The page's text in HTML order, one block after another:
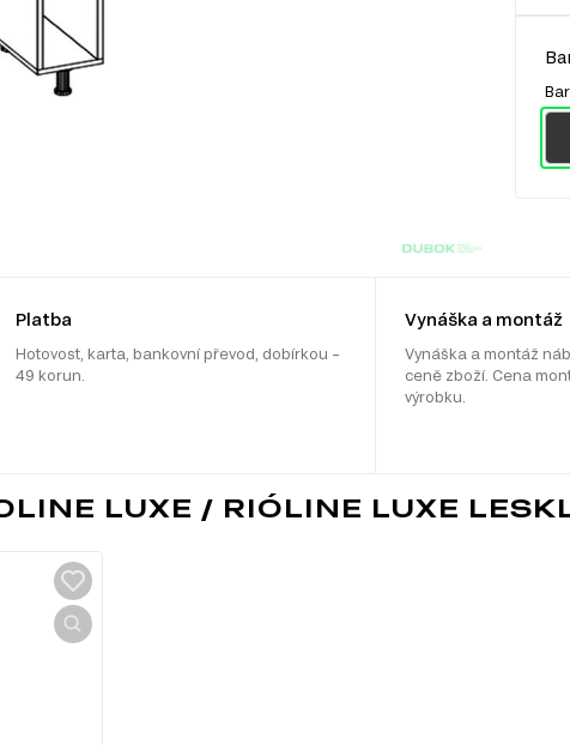
Platba
Hotovost, karta, bankovní převod, dobírkou –
49 korun.
Vynáška a montáž
Vynáška a montáž
ceně zboží. Cena
výrobku.
LUXE / RIÓLINE LUXE